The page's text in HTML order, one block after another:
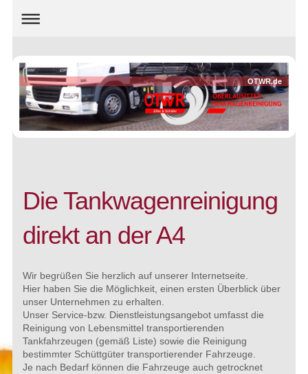
OTWR.de
Die Tankwagenreinigung
direkt an der A4
Wir begrüßen Sie herzlich auf unserer Internetseite.
Hier haben Sie die Möglichkeit, einen ersten Überblick über
unser Unternehmen zu erhalten.
Unser Service-bzw. Dienstleistungsangebot umfasst die
Reinigung von Lebensmittel transportierenden
Tankfahrzeugen (gemäß Liste) sowie die Reinigung
bestimmter Schüttgüter transportierender Fahrzeuge.
Je nach Bedarf können die Fahrzeuge auch getrocknet